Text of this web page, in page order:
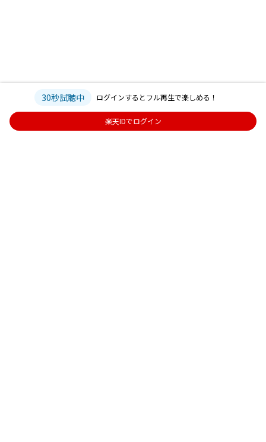
30秒試聴中 ログインするとフル再生で楽しめる！
楽天IDでログイン